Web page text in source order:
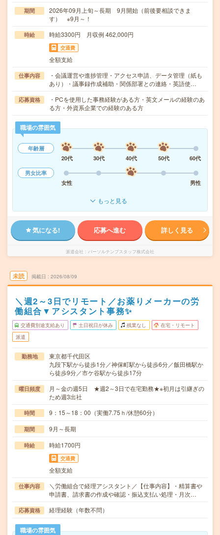
期間
2026年09月上旬～長期 9月開始（前後要相談できま
す） ※9月～！
時給 時給3300円 月収例 462,000円
交通費
全額支給
仕事内容
・会議運営や進捗管理・アクセス申請、データ管理（紙も
あり）・議事録作成補助・関係部署との連絡・英語使…
応募資格
・PCを使用した事務経験がある方・英文メールの経験のあ
る方・外資系企業での経験のある方
職場の雰囲気
年齢層
20代
30代 40代 50代
60代
男女比率
女性
男性
もっと見る
気になる! 応募へ進む 詳しく見る
派遣会社 パーソルテンプスタッフ株式会社
未読 掲載日 2026/08/09
＼週2～3日でリモート／お薬りメーカーの労
働組合▼アシスタント事務✨
交通費別途支給あり 土日祝日が休み 残業なし 在宅・リモート
派遣
勤務地
東京都千代田区
九段下駅から徒歩1分／神保町駅から徒歩6分／飯田橋駅か
ら徒歩9分／市ケ谷駅から徒歩17分
曜日頻度
月～金の週5日 ★週2～3日で在宅勤務★※初月は引継ぎの
ため週3出社
時間 9：15～18：00（実働7.75ｈ/休憩60分）
期間 9月～長期
時給 時給1700円
交通費
全額支給
仕事内容
＼労働組合で経理アシスタント／【仕事内容】・精算書や
申請書、請求書の作成や確認・振込支払い処理・月次…
応募資格 経理経験（年数不問）
職場の雰囲気